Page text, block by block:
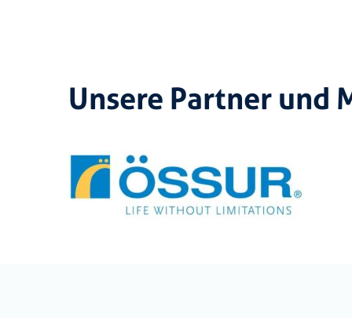
Unsere Partner und